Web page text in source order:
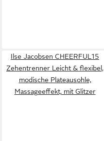
Ilse Jacobsen CHEERFUL15
Zehentrenner Leicht & flexibel,
modische Plateausohle,
Massageeffekt, mit Glitzer